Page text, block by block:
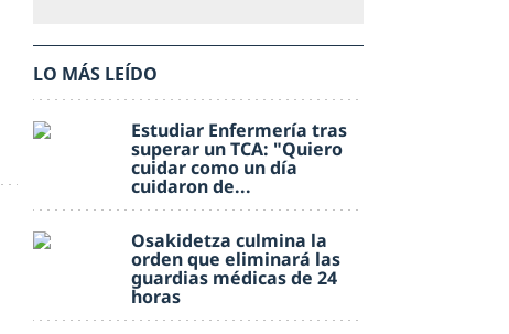
LO MÁS LEÍDO
Estudiar Enfermería tras
superar un TCA: "Quiero
cuidar como un día
cuidaron de...
Osakidetza culmina la
orden que eliminará las
guardias médicas de 24
horas